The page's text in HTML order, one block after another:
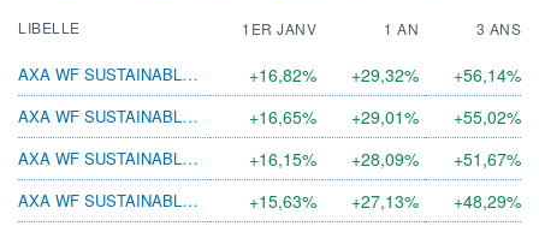
LIBELLE 1ER JANV 1 AN 3 ANS
AXA WF SUSTAINABLE EUROZONE EQ I CAP EUR +16,82% +29,32%
+56,14%
AXA WF SUSTAINABLE EUROZONE EQ F CAP EUR
+16,65% +29,01%
+55,02%
AXA WF SUSTAINABLE EUROZONE EQ A CAP EUR
+16,15% +28,09%
+51,67%
AXA WF SUSTAINABLE EUROZONE EQ E CAP EUR
+15,63% +27,13% +48,29%